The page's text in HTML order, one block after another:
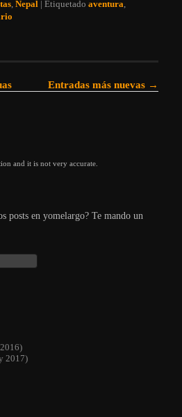
,Nepal |Etiquetado aventura
Entradas más nuevas →
and it is not very accurate.
posts en yomelargo? Te mando un
2017)